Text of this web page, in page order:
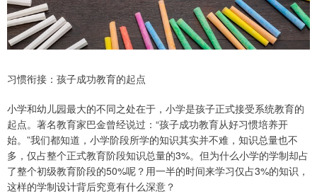
习惯衔接：孩子成功教育的起点
小学和幼儿园最大的不同之处在于，小学是孩子正式接受系统教育的
起点。著名教育家巴金曾经说过：“孩子成功教育从好习惯培养开
始。”我们都知道，小学阶段所学的知识其实并不难，知识总量也不
多，仅占整个正式教育阶段知识总量的3%。但为什么小学的学制却占
了整个初级教育阶段的50%呢？用一半的时间来学习仅占3%的知识，
这样的学制设计背后究竟有什么深意？